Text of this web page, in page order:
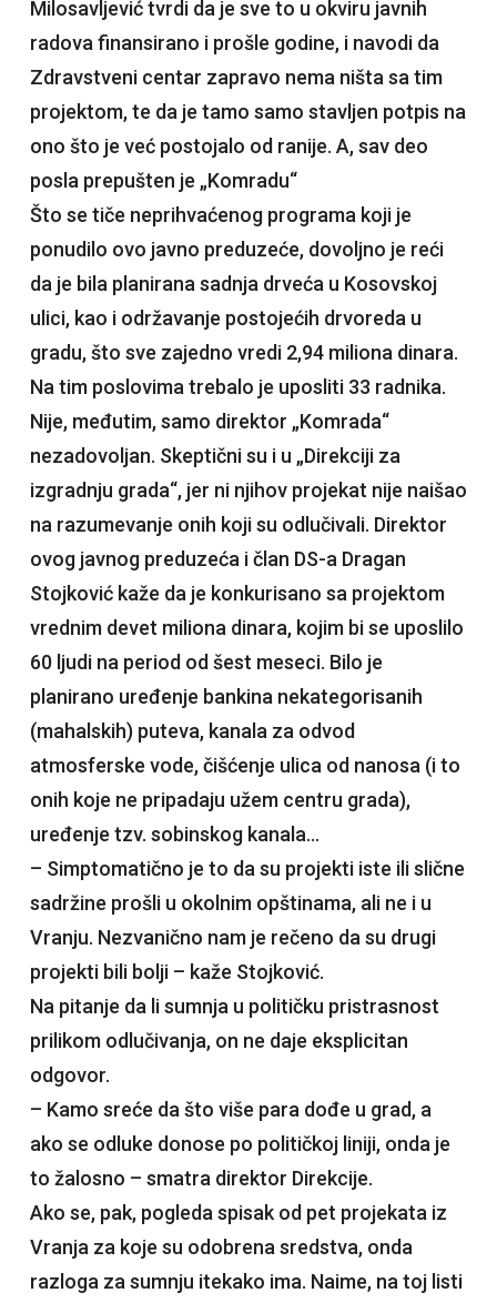
Milosavljević tvrdi da je sve to u okviru javnih
radova finansirano i prošle godine, i navodi da
Zdravstveni centar zapravo nema ništa sa tim
projektom, te da je tamo samo stavljen potpis na
ono što je već postojalo od ranije. A, sav deo
posla prepušten je „Komradu“
Što se tiče neprihvaćenog programa koji je
ponudilo ovo javno preduzeće, dovoljno je reći
da je bila planirana sadnja drveća u Kosovskoj
ulici, kao i održavanje postojećih drvoreda u
gradu, što sve zajedno vredi 2,94 miliona dinara.
Na tim poslovima trebalo je uposliti 33 radnika.
Nije, međutim, samo direktor „Komrada“
nezadovoljan. Skeptični su i u „Direkciji za
izgradnju grada“, jer ni njihov projekat nije naišao
na razumevanje onih koji su odlučivali. Direktor
ovog javnog preduzeća i član DS-a Dragan
Stojković kaže da je konkurisano sa projektom
vrednim devet miliona dinara, kojim bi se uposlilo
60 ljudi na period od šest meseci. Bilo je
planirano uređenje bankina nekategorisanih
(mahalskih) puteva, kanala za odvod
atmosferske vode, čišćenje ulica od nanosa (i to
onih koje ne pripadaju užem centru grada),
uređenje tzv. sobinskog kanala…
– Simptomatično je to da su projekti iste ili slične
sadržine prošli u okolnim opštinama, ali ne i u
Vranju. Nezvanično nam je rečeno da su drugi
projekti bili bolji – kaže Stojković.
Na pitanje da li sumnja u političku pristrasnost
prilikom odlučivanja, on ne daje eksplicitan
odgovor.
– Kamo sreće da što više para dođe u grad, a
ako se odluke donose po političkoj liniji, onda je
to žalosno – smatra direktor Direkcije.
Ako se, pak, pogleda spisak od pet projekata iz
Vranja za koje su odobrena sredstva, onda
razloga za sumnju itekako ima. Naime, na toj listi